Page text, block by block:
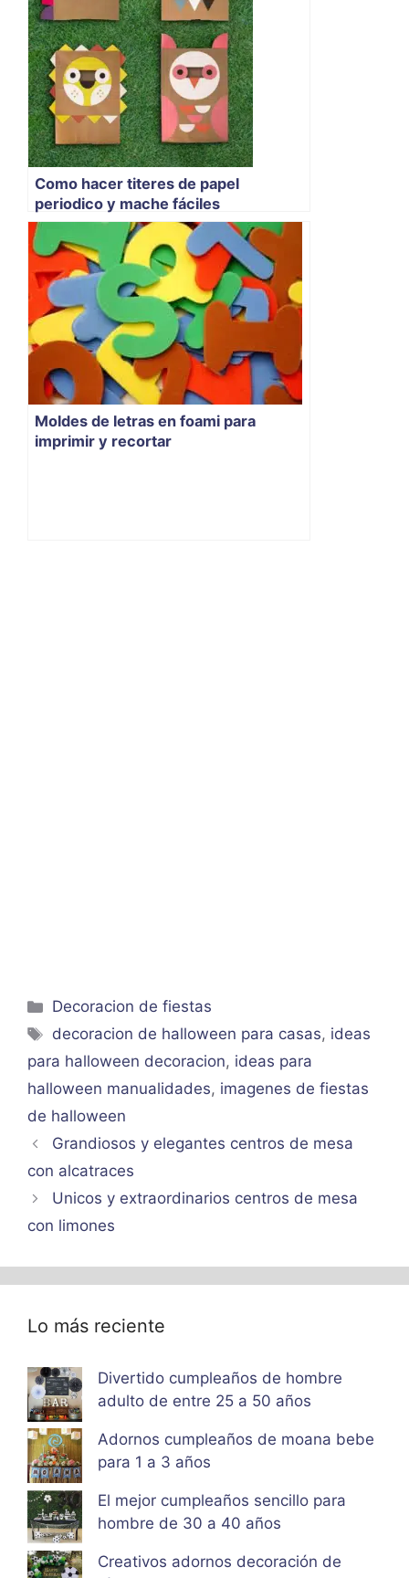
Como hacer titeres de papel
periodico y mache fáciles
Moldes de letras en foami para
imprimir y recortar
Categorías
Decoracion de fiestas
Etiquetas
decoracion de halloween para casas, ideas
para halloween decoracion, ideas para
halloween manualidades, imagenes de fiestas
de halloween
Grandiosos y elegantes centros de mesa
con alcatraces
Unicos y extraordinarios centros de mesa
con limones
Lo más reciente
Divertido cumpleaños de hombre
adulto de entre 25 a 50 años
Adornos cumpleaños de moana bebe
para 1 a 3 años
El mejor cumpleaños sencillo para
hombre de 30 a 40 años
Creativos adornos decoración de